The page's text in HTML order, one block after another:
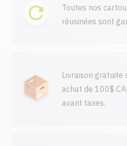
Toutes nos
réusinées sont
Livraison gratuite
achat de 100$
avant taxes.